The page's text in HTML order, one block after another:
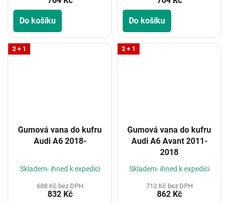
Do košíku Do košíku
2 + 1
Gumová vana do kufru
Audi A6 2018-
Skladem- ihned k expedici
688 Kč bez DPH
832 Kč
2 + 1
Gumová vana do kufru
Audi A6 Avant 2011-
2018
Skladem- ihned k expedici
712 Kč bez DPH
862 Kč